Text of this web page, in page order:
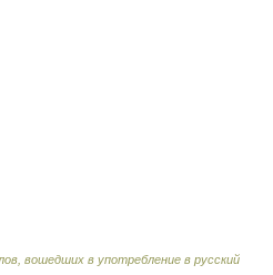
вошедших в употребление в русский